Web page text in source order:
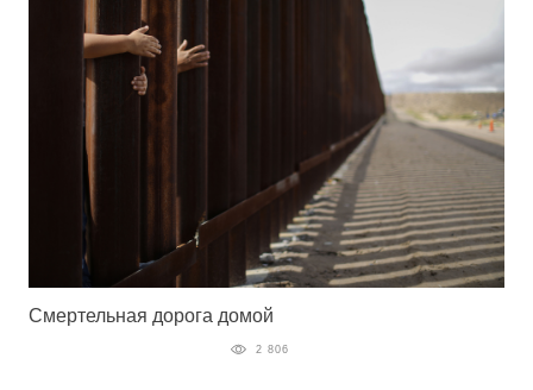
Смертельная дорога домой
2 806